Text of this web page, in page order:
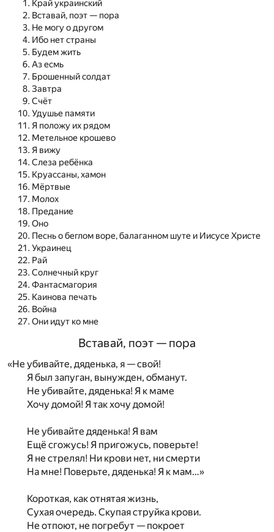
Край украинский
Вставай, поэт — пора
Не могу о другом
Ибо нет страны
Будем жить
Аз есмь
Брошенный солдат
Завтра
Счёт
Удушье памяти
Я положу их рядом
Метельное крошево
Я вижу
Слеза ребёнка
Круассаны, хамон
Мёртвые
Молох
Предание
Оно
Песнь о беглом воре, балаганном шуте и Иисусе Христе
Украинец
Рай
Солнечный круг
Фантасмагория
Каинова печать
Война
Они идут ко мне
Вставай, поэт — пора
«Не убивайте, дяденька, я — свой!
Я был запуган, вынужден, обманут.
Не убивайте, дяденька! Я к маме
Хочу домой! Я так хочу домой!
Не убивайте дяденька! Я вам
Ещё сгожусь! Я пригожусь, поверьте!
Я не стрелял! Ни крови нет, ни смерти
На мне! Поверьте, дяденька! Я к мам…»
Короткая, как отнятая жизнь,
Сухая очередь. Скупая струйка крови.
Не отпоют, не погребут — покроет